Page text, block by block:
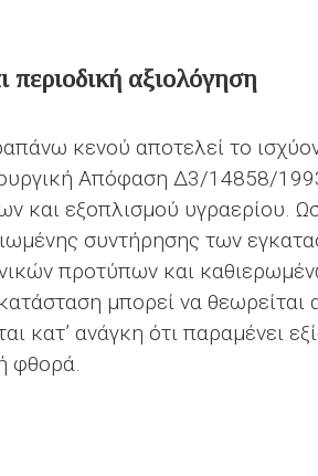
περιοδική αξιολόγηση
κενού αποτελεί το
Απόφαση Δ3/14858/
και εξοπλισμού υγραερίου.
συντήρησης των
προτύπων και
μπορεί να
κατ’ ανάγκη ότι παραμένει
φθορά.